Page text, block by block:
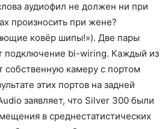
аудиофил не должен ни при
произносить при жене?
ковёр шипы!»). Две пары
подключение bi-wiring. Каждый из
камеру с портом
этих портов на задней
заявляет, что Silver 300 были
в среднестатистических